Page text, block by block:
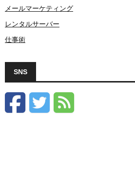
メールマーケティング
レンタルサーバー
仕事術
SNS